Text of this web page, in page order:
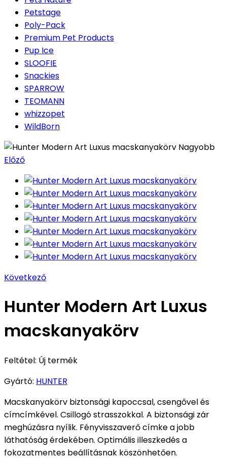
Petstage
Poly-Pack
Premium Pet Products
Pup Ice
SLOOFIE
Snackies
SPARROW
TEOMANN
whizzopet
WildBorn
Nagyobb
Előző
Következő
Hunter Modern Art Luxus
macskanyakörv
Feltétel: Új termék
Gyártó: HUNTER
Macskanyakörv biztonsági kapoccsal, csengővel és
címcímkével. Csillogó strasszokkal. A biztonsági zár
meghúzásra nyílik. Fényvisszaverő címke a jobb
láthatóság érdekében. Optimális illeszkedés a
fokozatmentes beállításnak köszönhetően.